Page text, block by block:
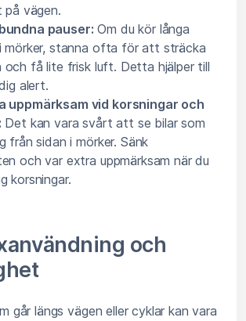
på vägen.
pauser: Om du kör långa
mörker, stanna ofta för att sträcka
och få lite frisk luft. Detta hjälper till
alert.
uppmärksam vid korsningar och
Det kan vara svårt att se bilar som
från sidan i mörker. Sänk
och var extra uppmärksam när du
korsningar.
och
går längs vägen eller cyklar kan vara